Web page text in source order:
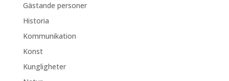
Gästande personer
Historia
Kommunikation
Konst
Kungligheter